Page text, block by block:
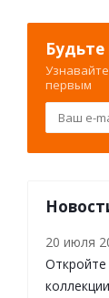
Будьте
первым
20 июля